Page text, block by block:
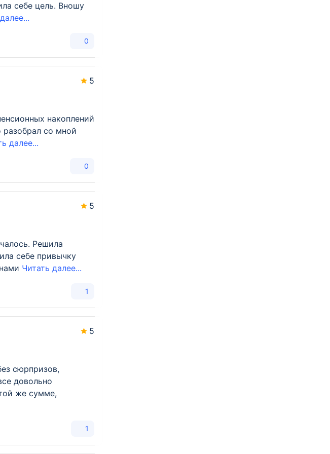
себе цель. Вношу
0
5
накоплений
разобрал со мной
далее...
0
5
Решила
себе привычку
Читать далее...
1
5
сюрпризов,
довольно
же сумме,
1